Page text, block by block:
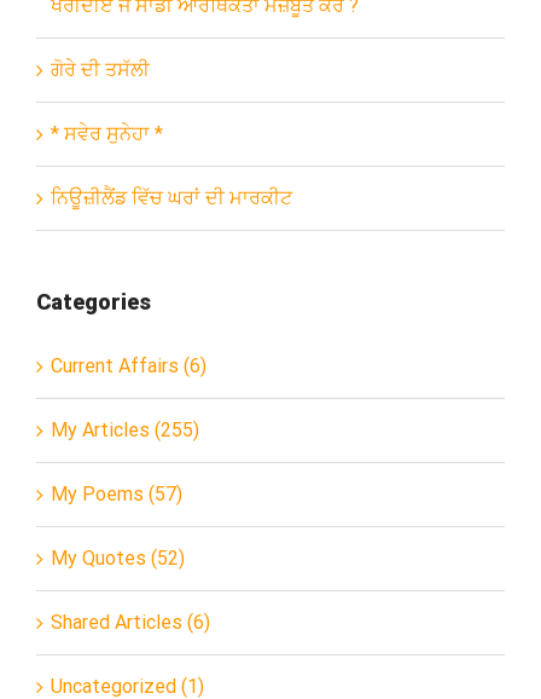
ਖਰੀਦੀਏ ਜੋ ਸਾਡੀ ਆਰਥਿਕਤਾ ਮਜ਼ਬੂਤ ਕਰੇ ?
ਗੋਰੇ ਦੀ ਤਸੱਲੀ
* ਸਵੇਰ ਸੁਨੇਹਾ *
ਨਿਊਜ਼ੀਲੈਂਡ ਵਿੱਚ ਘਰਾਂ ਦੀ ਮਾਰਕੀਟ
Categories
Current Affairs (6)
My Articles (255)
My Poems (57)
My Quotes (52)
Shared Articles (6)
Uncategorized (1)